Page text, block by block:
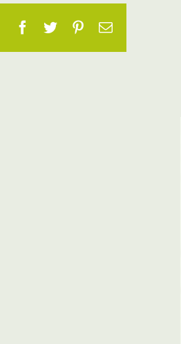
Facebook
TwitterPinterest
E-